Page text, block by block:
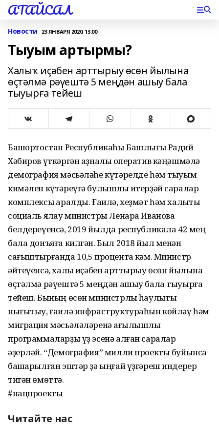
АТАЙСАЛ
Новости 23 ЯНВАРЯ 2020, 13:00
Тыуым артырмы?
Халыҡ иҫәбен арттырыу өсөн йылына
өҫтәлмә рәүештә 5 меңдән ашыу бала
тыуырға тейеш
Башҡортостан Республикаһы Башлығы Радий
Хәбиров үткәргән аҙналыҡ оператив кәңәшмәлә
демография мәсьәләһе күтәрелде һәм тыуым
кимәлен күтәреүгә булышлыҡ итерҙәй саралар
комплексы ҡаралды. Ғаилә, хеҙмәт һәм халыҡты
социаль яҡлау министры Ленара Иванова
белдереүенсә, 2019 йылда республикала 42 мең
бала донъяға килгән. Был 2018 йыл менән
сағыштырғанда 10,5 процентҡа кәм. Министр
әйтеүенсә, халыҡ иҫәбен арттырыу өсөн йылына
өҫтәлмә рәүештә 5 меңдән ашыу бала тыуырға
тейеш. Бының өсөн министрлыҡ һаулыҡты
нығытыу, ғаилә инфраструктураһын көйләү һәм
миграция мәсьәләләренә ҡағылышлы
программаларҙы үҙ эсенә алған саралар
әҙерләй. “Демография” милли проекты буйынса
башҡарылған эштәр ҙә ыңғай үҙгәреш индерер
тигән өмөттә.
#нацпроекты
Читайте нас